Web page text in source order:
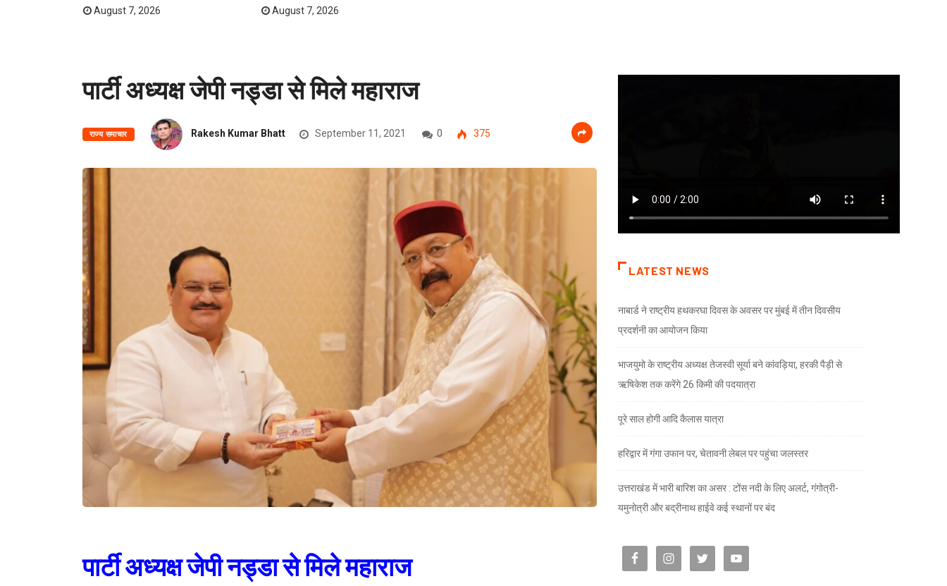
August 7, 2026 August 7, 2026
पार्टी अध्यक्ष जेपी नड्डा से मिले महाराज
राज्य समाचार Rakesh Kumar Bhatt September 11, 2021 0 375
पार्टी अध्यक्ष जेपी नड्डा से मिले महाराज
LATEST NEWS
नाबार्ड ने राष्ट्रीय हथकरघा दिवस के अवसर पर मुंबई में तीन दिवसीय
प्रदर्शनी का आयोजन किया
भाजयुमो के राष्ट्रीय अध्यक्ष तेजस्वी सूर्या बने कांवड़िया, हरकी पैड़ी से
ऋषिकेश तक करेंगे 26 किमी की पदयात्रा
पूरे साल होगी आदि कैलास यात्रा
हरिद्वार में गंगा उफान पर, चेतावनी लेबल पर पहुंचा जलस्तर
उत्तराखंड में भारी बारिश का असर : टोंस नदी के लिए अलर्ट, गंगोत्री-
यमुनोत्री और बद्रीनाथ हाईवे कई स्थानों पर बंद